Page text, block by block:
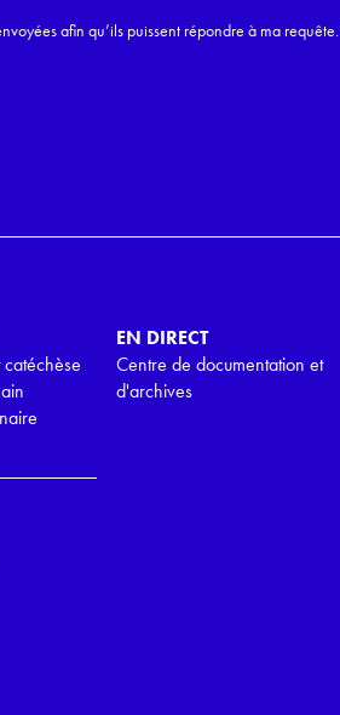
afin qu’ils puissent répondre à ma requête.
EN DIRECT
Centre de documentation et
d'archives